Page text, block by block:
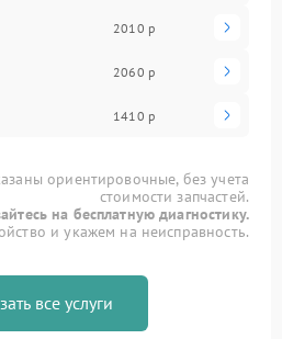
2010 р
2060 р
1410 р
ориентировочные, без учета
стоимости запчастей.
на бесплатную диагностику.
и укажем на неисправность.
все услуги